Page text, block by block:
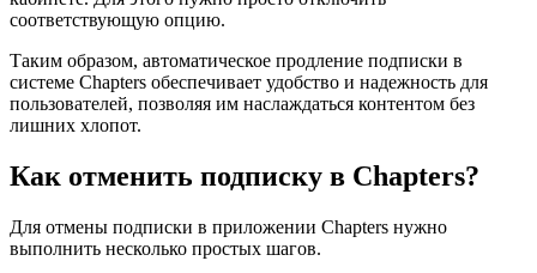
соответствующую опцию.
Таким образом, автоматическое продление подписки в
системе Chapters обеспечивает удобство и надежность для
пользователей, позволяя им наслаждаться контентом без
лишних хлопот.
Как отменить подписку в Chapters?
Для отмены подписки в приложении Chapters нужно
выполнить несколько простых шагов.